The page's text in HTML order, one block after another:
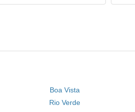
Boa Vista
Rio Verde